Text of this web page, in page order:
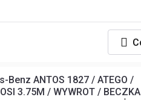
ANTOS 1827 / ATEGO /
3.75M / WYWROT /